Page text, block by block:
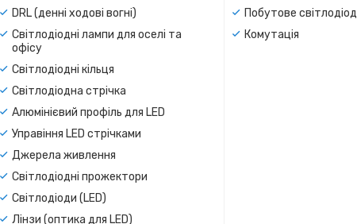
DRL (денні ходові вогні)
Світлодіодні лампи для оселі та
офісу
Світлодіодні кільця
Світлодіодна стрічка
Алюмінієвий профіль для LED
Управіння LED стрічками
Джерела живлення
Світлодіодні прожектори
Світлодіоди (LED)
Лінзи (оптика для LED)
Побутове
Комутація